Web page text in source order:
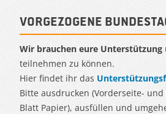
Vorgezogene
Wir brauchen eure Unterstützung
teilnehmen zu können.
Hier findet ihr das
Bitte ausdrucken (Vorderseite-
Blatt Papier), ausfüllen und